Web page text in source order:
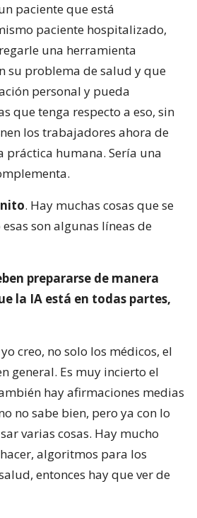
paciente que está
paciente hospitalizado,
una herramienta
su problema de salud y que
personal y pueda
que tenga respecto a eso, sin
los trabajadores ahora de
práctica humana. Sería una
. Hay muchas cosas que se
son algunas líneas de
prepararse de manera
la IA está en todas partes,
creo, no solo los médicos, el
general. Es muy incierto el
hay afirmaciones medias
no sabe bien, pero ya con lo
varias cosas. Hay mucho
algoritmos para los
entonces hay que ver de